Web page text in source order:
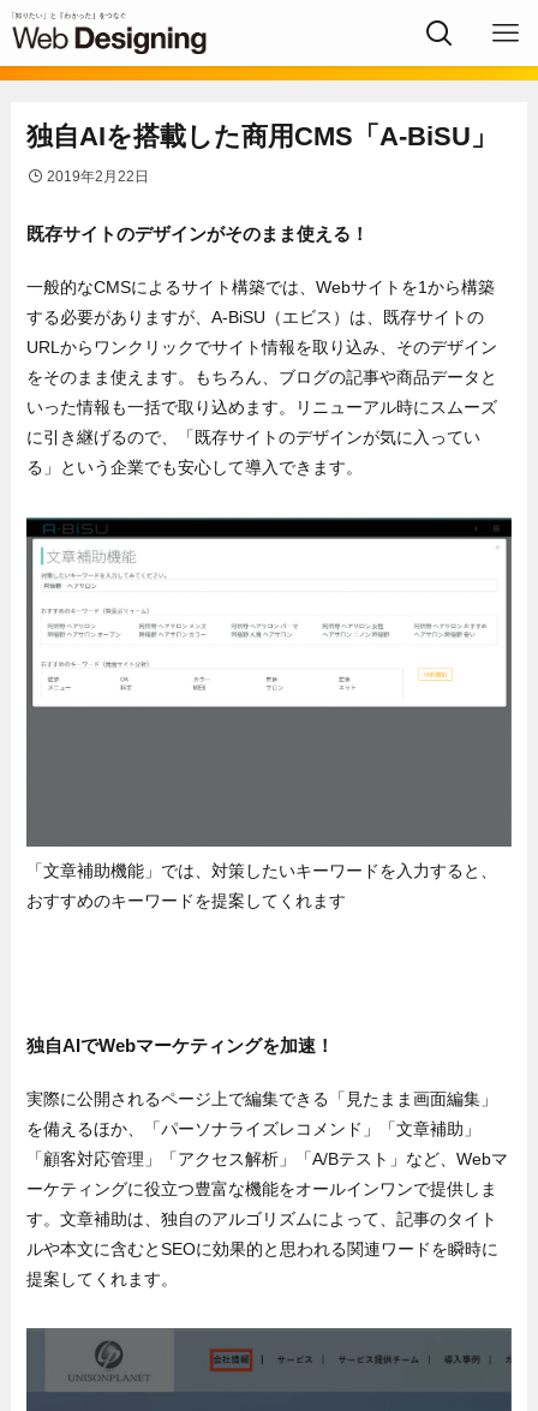
独自AIを搭載した商用CMS「A-BiSU」
2019年2月22日
既存サイトのデザインがそのまま使える！
一般的なCMSによるサイト構築では、Webサイトを1から構築
する必要がありますが、A-BiSU（エビス）は、既存サイトの
URLからワンクリックでサイト情報を取り込み、そのデザイン
をそのまま使えます。もちろん、ブログの記事や商品データと
いった情報も一括で取り込めます。リニューアル時にスムーズ
に引き継げるので、「既存サイトのデザインが気に入ってい
る」という企業でも安心して導入できます。
「文章補助機能」では、対策したいキーワードを入力すると、
おすすめのキーワードを提案してくれます
独自AIでWebマーケティングを加速！
実際に公開されるページ上で編集できる「見たまま画面編集」
を備えるほか、「パーソナライズレコメンド」「文章補助」
「顧客対応管理」「アクセス解析」「A/Bテスト」など、Webマ
ーケティングに役立つ豊富な機能をオールインワンで提供しま
す。文章補助は、独自のアルゴリズムによって、記事のタイト
ルや本文に含むとSEOに効果的と思われる関連ワードを瞬時に
提案してくれます。